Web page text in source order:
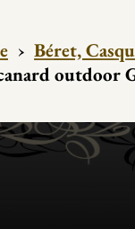
› Béret,